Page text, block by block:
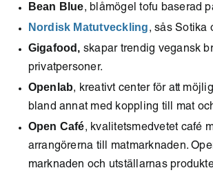
Bean Blue, blåmögel tofu baserad
Nordisk Matutveckling, sås Sotika
Gigafood, skapar trendig vegansk
privatpersoner.
Openlab, kreativt center för att
bland annat med koppling till mat
Open Café, kvalitetsmedvetet café
arrangörerna till matmarknaden.
marknaden och utställarnas